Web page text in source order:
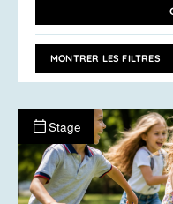
de
vues
Activités
ACTIVITÉS
MOT-
CLÉ.
MONTRER LES FILTRES
Stage